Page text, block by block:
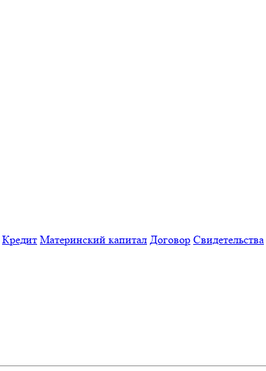
Кредит Материнский капитал Договор Свидетельства